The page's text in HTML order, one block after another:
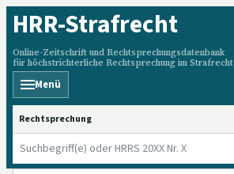
HRR-Strafrecht
Online-Zeitschrift und Rechtsprechungsdatenbank
für höchstrichterliche Rechtsprechung im Strafrecht
Menü
HRRS durchsuchen